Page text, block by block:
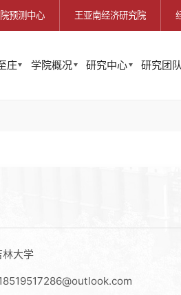
预测中心 王亚南经济研究院
庄 学院概况 研究中心 研究团队
大学